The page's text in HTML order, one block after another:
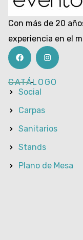
Con más de 20
experiencia en el
CATÁLOGO
Social
Carpas
Sanitarios
Stands
Plano de Mesa